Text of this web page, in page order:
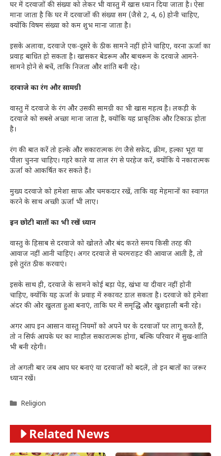
घर में दरवाजों की संख्या को लेकर भी वास्तु में खास ध्यान दिया जाता है। ऐसा
माना जाता है कि घर में दरवाजों की संख्या सम (जैसे 2, 4, 6) होनी चाहिए,
क्योंकि विषम संख्या को कम शुभ माना जाता है।
इसके अलावा, दरवाजे एक-दूसरे के ठीक सामने नहीं होने चाहिए, वरना ऊर्जा का
प्रवाह बाधित हो सकता है। खासकर बेडरूम और बाथरूम के दरवाजे आमने-
सामने होने से बचें, ताकि निजता और शांति बनी रहे।
दरवाजे का रंग और सामग्री
वास्तु में दरवाजे के रंग और उसकी सामग्री का भी खास महत्व है। लकड़ी के
दरवाजे को सबसे अच्छा माना जाता है, क्योंकि यह प्राकृतिक और टिकाऊ होता
है।
रंग की बात करें तो हल्के और सकारात्मक रंग जैसे सफेद, क्रीम, हल्का भूरा या
पीला चुनना चाहिए। गहरे काले या लाल रंग से परहेज करें, क्योंकि ये नकारात्मक
ऊर्जा को आकर्षित कर सकते हैं।
मुख्य दरवाजे को हमेशा साफ और चमकदार रखें, ताकि वह मेहमानों का स्वागत
करने के साथ अच्छी ऊर्जा भी लाए।
इन छोटी बातों का भी रखें ध्यान
वास्तु के हिसाब से दरवाजे को खोलते और बंद करते समय किसी तरह की
आवाज नहीं आनी चाहिए। अगर दरवाजे से चरमराहट की आवाज आती है, तो
इसे तुरंत ठीक करवाएं।
इसके साथ ही, दरवाजे के सामने कोई बड़ा पेड़, खंभा या दीवार नहीं होनी
चाहिए, क्योंकि यह ऊर्जा के प्रवाह में रुकावट डाल सकता है। दरवाजे को हमेशा
अंदर की ओर खुलता हुआ बनाएं, ताकि घर में समृद्धि और खुशहाली बनी रहे।
अगर आप इन आसान वास्तु नियमों को अपने घर के दरवाजों पर लागू करते हैं,
तो न सिर्फ आपके घर का माहौल सकारात्मक होगा, बल्कि परिवार में सुख-शांति
भी बनी रहेगी।
तो अगली बार जब आप घर बनाएं या दरवाजों को बदलें, तो इन बातों का जरूर
ध्यान रखें।
Categories
Religion
Related News